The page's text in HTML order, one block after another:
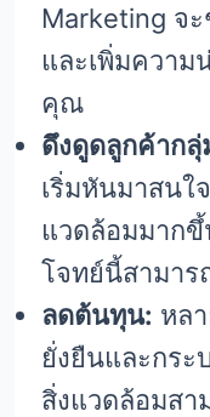
Marketing จ
และเพิ่มความ
คุณ
ดึงดูดลูกค้ากลุ่
เริ่มหันมาสน
แวดล้อมมาก
โจทย์นี้สามาร
ลดต้นทุน: หล
ยั่งยืนและกระ
สิ่งแวดล้อมสา